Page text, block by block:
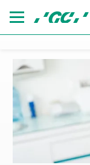
main